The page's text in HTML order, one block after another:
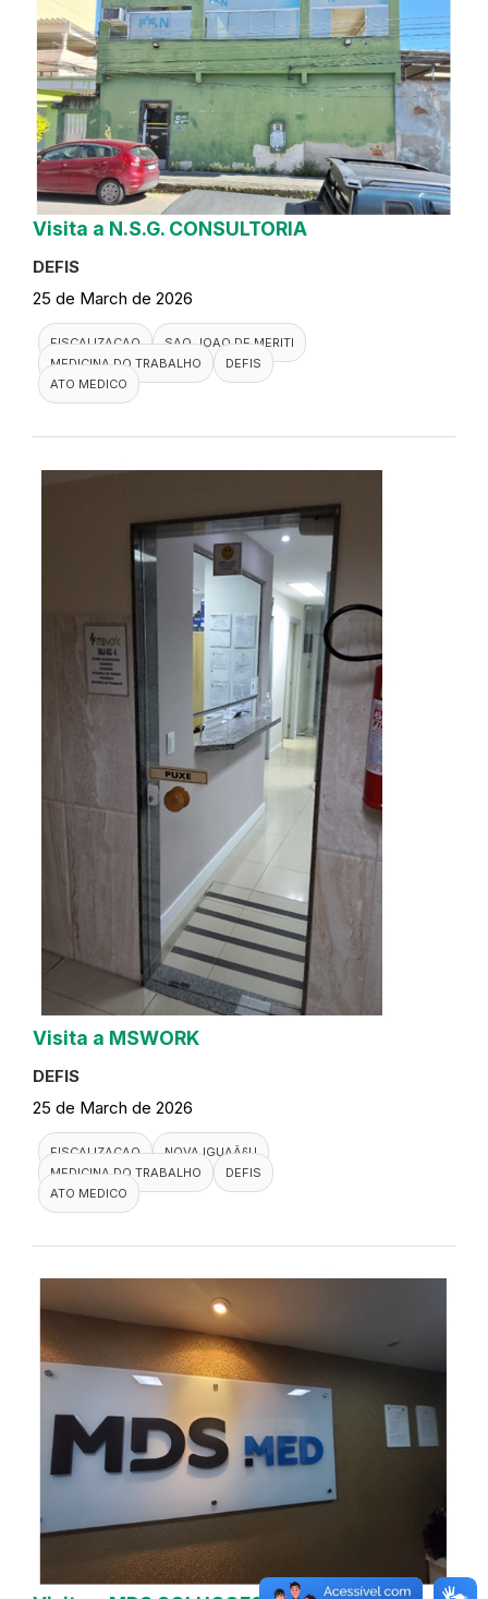
Visita a N.S.G. CONSULTORIA
DEFIS
25 de March de 2026
FISCALIZACAO
SAO JOAO DE MERITI
MEDICINA DO TRABALHO
DEFIS
ATO MEDICO
Visita a MSWORK
DEFIS
25 de March de 2026
FISCALIZACAO
NOVA IGUAÃ§U
MEDICINA DO TRABALHO
DEFIS
ATO MEDICO